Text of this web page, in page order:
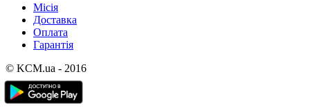
Місія
Доставка
Оплата
Гарантія
© KCM.ua - 2016